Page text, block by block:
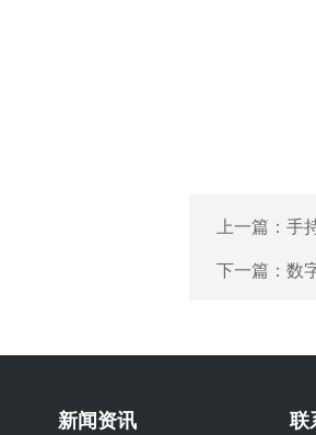
上一篇： 手
下一篇： 数
新闻资讯 联